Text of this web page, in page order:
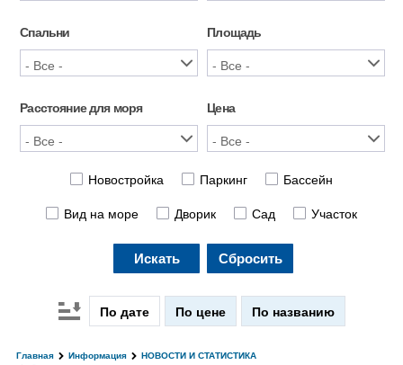
Спальни Площадь
Расстояние для моря Цена
Новостройка Паркинг
Бассейн
Вид на море
Дворик Сад Участок
Искать Сбросить
По дате По цене По названию
Главная Информация
НОВОСТИ И СТАТИСТИКА